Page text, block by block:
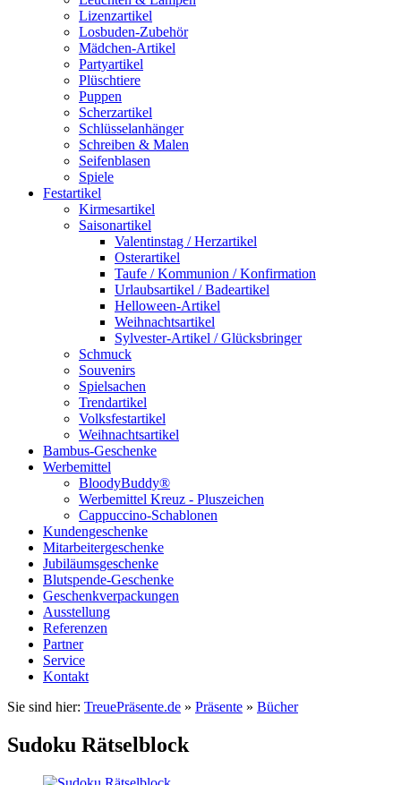
Lizenzartikel
Losbuden-Zubehör
Mädchen-Artikel
Partyartikel
Plüschtiere
Puppen
Scherzartikel
Schlüsselanhänger
Schreiben & Malen
Seifenblasen
Spiele
Festartikel
Kirmesartikel
Saisonartikel
Valentinstag / Herzartikel
Osterartikel
Taufe / Kommunion / Konfirmation
Urlaubsartikel / Badeartikel
Helloween-Artikel
Weihnachtsartikel
Sylvester-Artikel / Glücksbringer
Schmuck
Souvenirs
Spielsachen
Trendartikel
Volksfestartikel
Weihnachtsartikel
Bambus-Geschenke
Werbemittel
BloodyBuddy®
Werbemittel Kreuz - Pluszeichen
Cappuccino-Schablonen
Kundengeschenke
Mitarbeitergeschenke
Jubiläumsgeschenke
Blutspende-Geschenke
Geschenkverpackungen
Ausstellung
Referenzen
Partner
Service
Kontakt
Sie sind hier: TreuePräsente.de » Präsente » Bücher
Sudoku Rätselblock